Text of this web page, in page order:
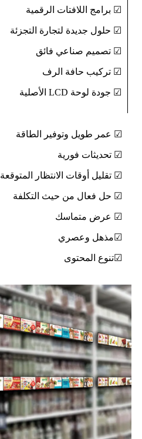
☑ برامج اللافتات الرقمية
☑ حلول جديدة لتجارة التجزئة
☑ تصميم صناعي فائق
☑ تركيب حافة الرف
☑ جودة لوحة LCD الأصلية
☑ عمر طويل وتوفير الطاقة
☑ تحديثات فورية
☑ تقليل أوقات الانتظار المتوقعة
☑ حل فعال من حيث التكلفة
☑ عرض متماسك
☑مذهل وعصري
☑تنوع المحتوى